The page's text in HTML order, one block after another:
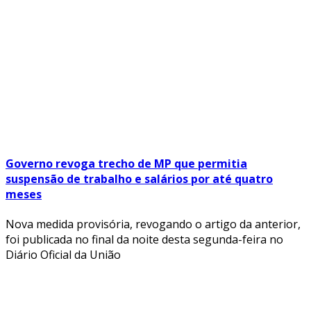
Governo revoga trecho de MP que permitia
suspensão de trabalho e salários por até quatro
meses
Nova medida provisória, revogando o artigo da anterior,
foi publicada no final da noite desta segunda-feira no
Diário Oficial da União